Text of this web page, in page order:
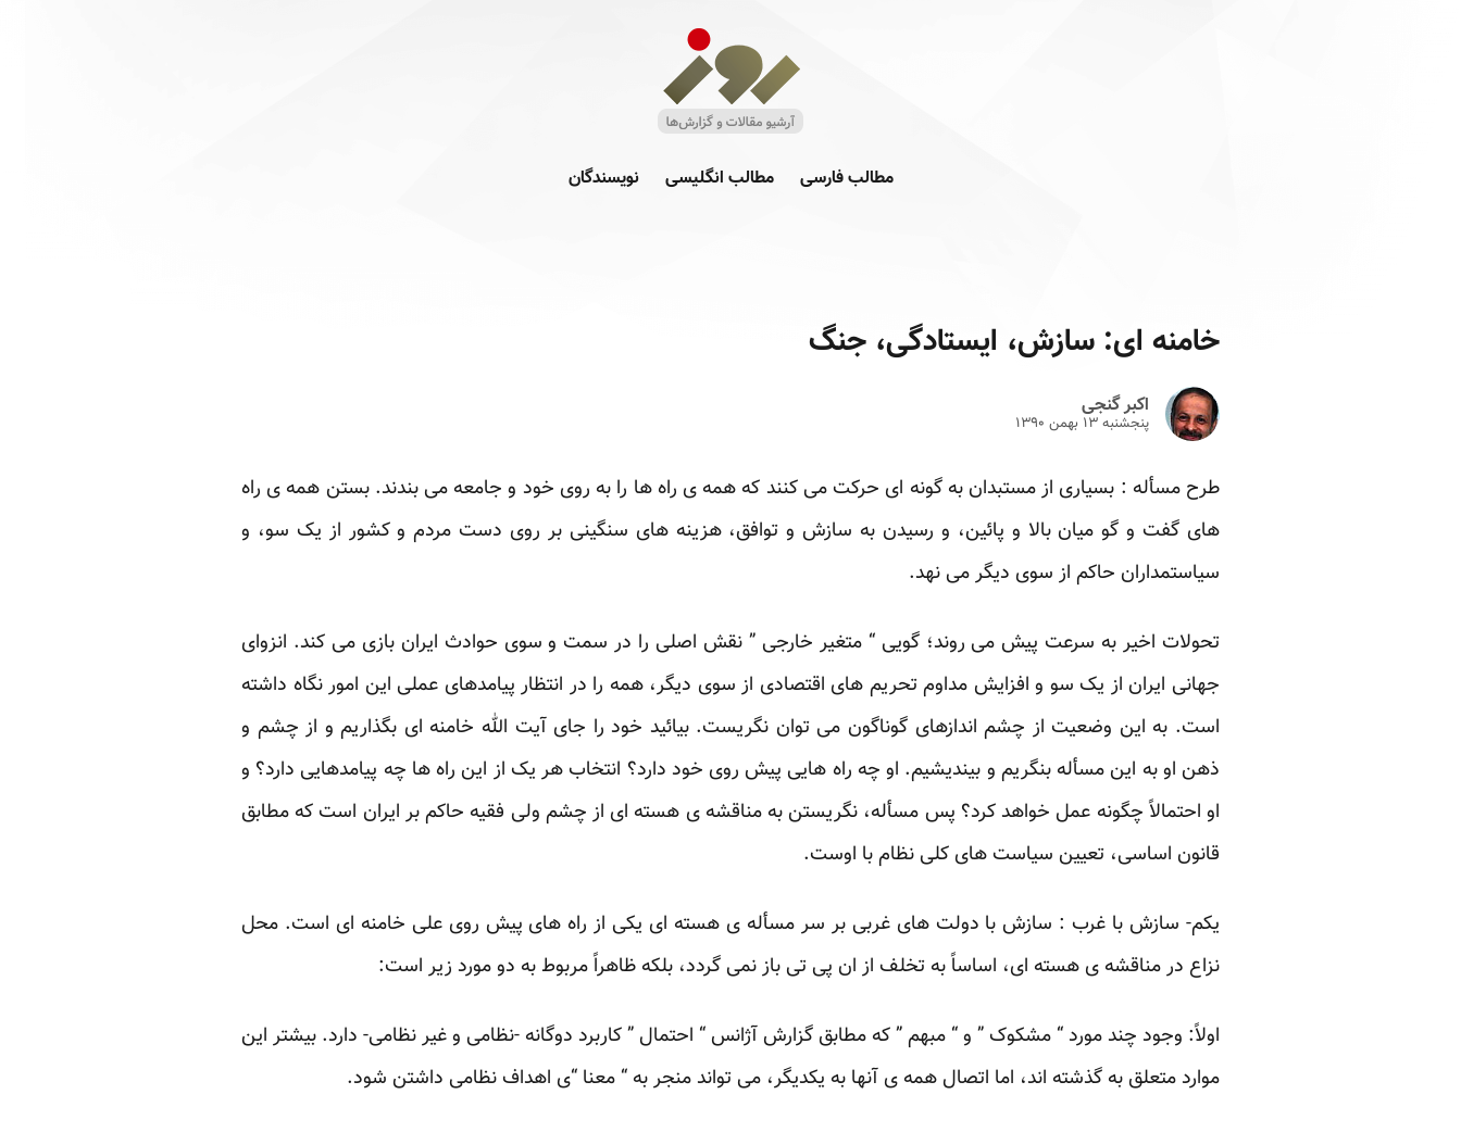
مطالب فارسی مطالب انگلیسی نویسندگان
خامنه ای: سازش، ایستادگی، جنگ
اکبر گنجی
پنجشنبه ۱۳ بهمن ۱۳۹۰
طرح مسأله : بسیاری از مستبدان به گونه ای حرکت می کنند که همه ی راه ها را به روی خود و جامعه می بندند. بستن همه ی راه
های گفت و گو میان بالا و پائین، و رسیدن به سازش و توافق، هزینه های سنگینی بر روی دست مردم و کشور از یک سو، و
سیاستمداران حاکم از سوی دیگر می نهد.
تحولات اخیر به سرعت پیش می روند؛ گویی “ متغیر خارجی ” نقش اصلی را در سمت و سوی حوادث ایران بازی می کند. انزوای
جهانی ایران از یک سو و افزایش مداوم تحریم های اقتصادی از سوی دیگر، همه را در انتظار پیامدهای عملی این امور نگاه داشته
است. به این وضعیت از چشم اندازهای گوناگون می توان نگریست. بیائید خود را جای آیت الله خامنه ای بگذاریم و از چشم و
ذهن او به این مسأله بنگریم و بیندیشیم. او چه راه هایی پیش روی خود دارد؟ انتخاب هر یک از این راه ها چه پیامدهایی دارد؟ و
او احتمالاً چگونه عمل خواهد کرد؟ پس مسأله، نگریستن به مناقشه ی هسته ای از چشم ولی فقیه حاکم بر ایران است که مطابق
قانون اساسی، تعیین سیاست های کلی نظام با اوست.
یکم- سازش با غرب : سازش با دولت های غربی بر سر مسأله ی هسته ای یکی از راه های پیش روی علی خامنه ای است. محل
نزاع در مناقشه ی هسته ای، اساساً به تخلف از ان پی تی باز نمی گردد، بلکه ظاهراً مربوط به دو مورد زیر است:
اولاً: وجود چند مورد “ مشکوک ” و “ مبهم ” که مطابق گزارش آژانس “ احتمال ” کاربرد دوگانه -نظامی و غیر نظامی- دارد. بیشتر این
موارد متعلق به گذشته اند، اما اتصال همه ی آنها به یکدیگر، می تواند منجر به “ معنا “ی اهداف نظامی داشتن شود.